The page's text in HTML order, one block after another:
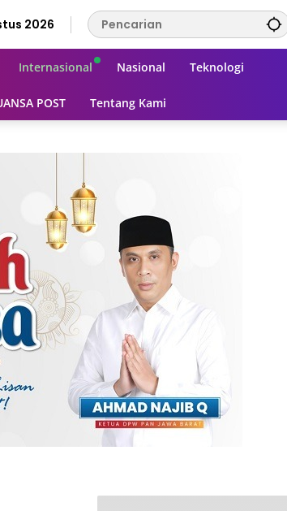
2026
Internasional Nasional Teknologi
POST Tentang Kami